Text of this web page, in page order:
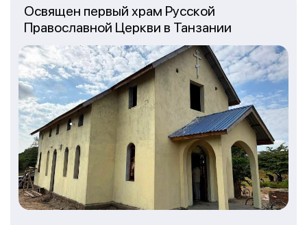
Освящен первый храм Русской
Православной Церкви в Танзании